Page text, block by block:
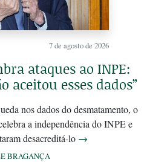
7 de agosto de 2026
ataques ao INPE:
aceitou esses dados”
nos dados do desmatamento, o
a independência do INPE e
desacreditá-lo →
BRAGANÇA